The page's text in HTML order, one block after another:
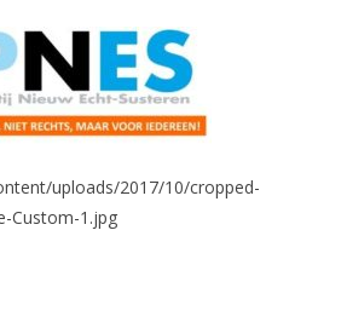
uploads/2017/10/cropped-
Custom-1.jpg